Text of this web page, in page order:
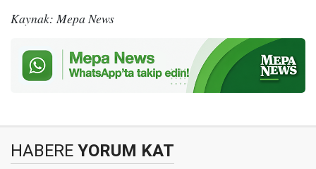
Kaynak: Mepa News
HABERE YORUM KAT